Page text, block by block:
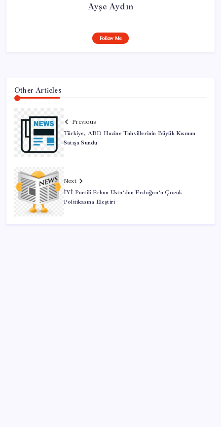
Ayşe Aydın
Follow Me
Other Articles
Previous
Türkiye, ABD Hazine Tahvillerinin Büyük Kısmını
Satışa Sundu
Next
İYİ Partili Erhan Usta’dan Erdoğan’a Çocuk
Politikasına Eleştiri